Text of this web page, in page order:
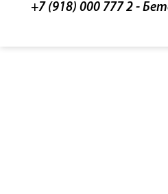
+7 (918) 000 777 2 -